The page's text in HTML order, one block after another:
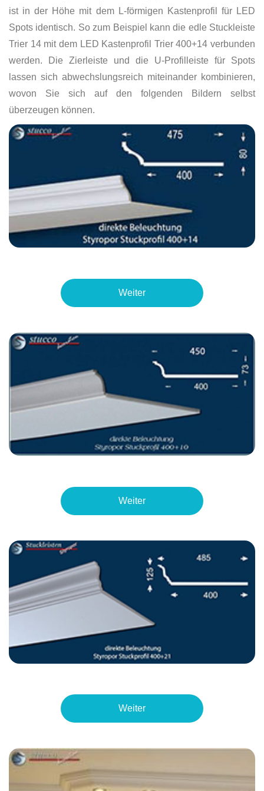
ist in der Höhe mit dem L-förmigen Kastenprofil für LED
Spots identisch. So zum Beispiel kann die edle Stuckleiste
Trier 14 mit dem LED Kastenprofil Trier 400+14 verbunden
werden. Die Zierleiste und die U-Profilleiste für Spots
lassen sich abwechslungsreich miteinander kombinieren,
wovon Sie sich auf den folgenden Bildern selbst
überzeugen können.
Weiter
Weiter
Weiter